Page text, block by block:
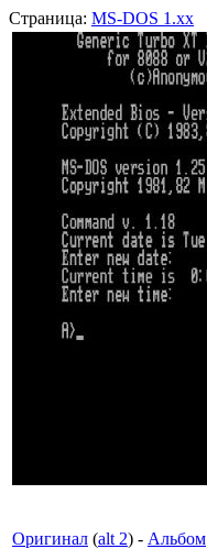
Страница: MS-DOS 1.xx
Оригинал (alt 2) - Альбом